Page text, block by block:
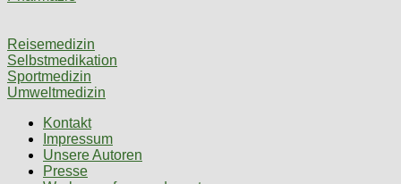
Reisemedizin
Selbstmedikation
Sportmedizin
Umweltmedizin
Kontakt
Impressum
Unsere Autoren
Presse